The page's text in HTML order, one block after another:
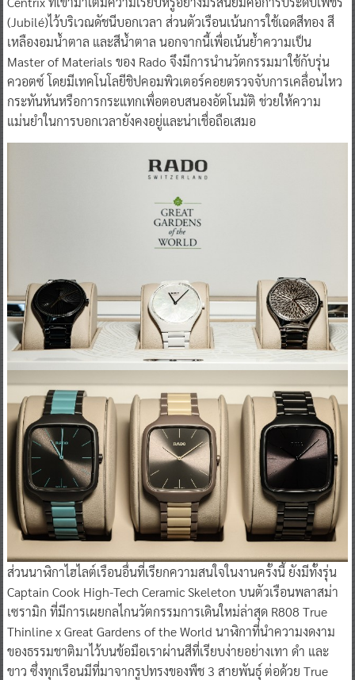
(Jubilé)ไว้บริเวณดัชนีบอกเวลา ส่วนตัวเรือนเน้นการใช้เฉดสีทอง สี
เหลืองอมน้ำตาล และสีน้ำตาล นอกจากนี้เพื่อเน้นย้ำความเป็น
Master of Materials ของ Rado จึงมีการนำนวัตกรรมมาใช้กับรุ่น
ควอตซ์ โดยมีเทคโนโลยีชิปคอมพิวเตอร์คอยตรวจจับการเคลื่อนไหว
กระทันหันหรือการกระแทกเพื่อตอบสนองอัตโนมัติ ช่วยให้ความ
แม่นยำในการบอกเวลายังคงอยู่และน่าเชื่อถือเสมอ
ส่วนนาฬิกาไฮไลต์เรือนอื่นที่เรียกความสนใจในงานครั้งนี้ ยังมีทั้งรุ่น
Captain Cook High-Tech Ceramic Skeleton บนตัวเรือนพลาสม่า
เซรามิก ที่มีการเผยกลไกนวัตกรรมการเดินใหม่ล่าสุด R808 True
Thinline x Great Gardens of the World นาฬิกาที่นำความงดงาม
ของธรรมชาติมาไว้บนข้อมือเราผ่านสีที่เรียบง่ายอย่างเทา ดำ และ
ขาว ซึ่งทุกเรือนมีที่มาจากรูปทรงของพืช 3 สายพันธุ์ ต่อด้วย True